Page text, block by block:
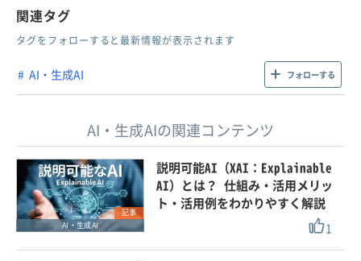
関連タグ
タグをフォローすると最新情報が表示されます
AI・生成AI フォローする
AI・生成AIの関連コンテンツ
記事
AI・生成AI
説明可能AI（XAI：Explainable
AI）とは？ 仕組み・活用メリッ
ト・活用例をわかりやすく解説
1